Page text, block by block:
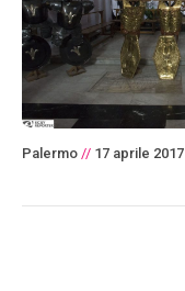
Palermo // 17 aprile 2017